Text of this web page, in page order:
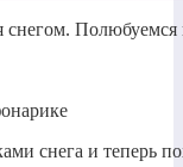
снегом.
снега и теперь